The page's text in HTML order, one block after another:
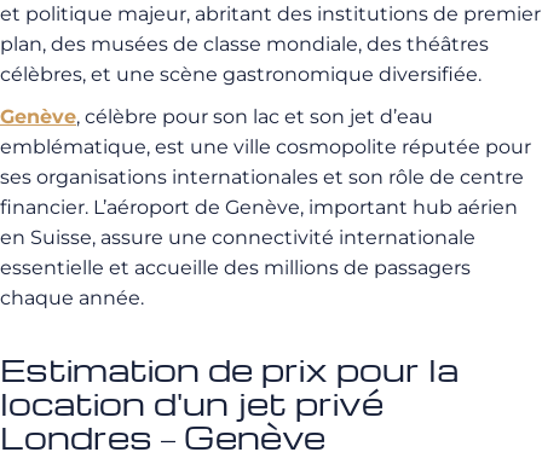
et politique majeur, abritant des institutions de premier
plan, des musées de classe mondiale, des théâtres
célèbres, et une scène gastronomique diversifiée.
Genève, célèbre pour son lac et son jet d’eau
emblématique, est une ville cosmopolite réputée pour
ses organisations internationales et son rôle de centre
financier. L’aéroport de Genève, important hub aérien
en Suisse, assure une connectivité internationale
essentielle et accueille des millions de passagers
chaque année.
Estimation de prix pour la
location d'un jet privé
Londres – Genève